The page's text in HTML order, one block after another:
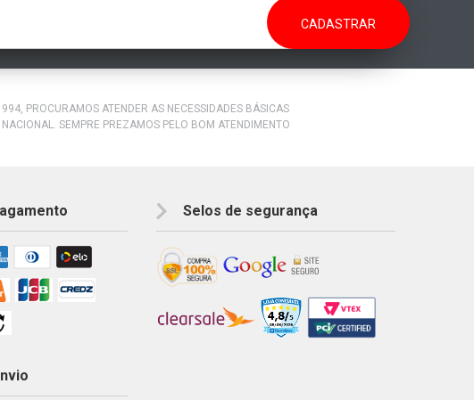
PROCURAMOS ATENDER AS NECESSIDADES BÁSICAS
SEMPRE PREZAMOS PELO BOM ATENDIMENTO
Selos de segurança